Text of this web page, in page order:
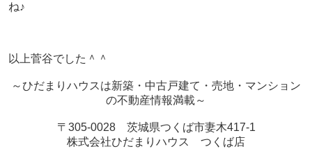
ね♪
以上菅谷でした＾＾
～ひだまりハウスは新築・中古戸建て・売地・マンション
の不動産情報満載～
〒305-0028 茨城県つくば市妻木417-1
株式会社ひだまりハウス つくば店